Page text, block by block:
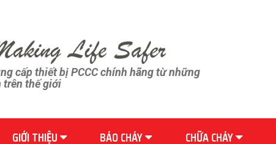
cấp thiết bị PCCC chính hãng từ những
trên thế giới
GIỚI THIỆU BÁO CHÁY CHỮA CHÁY